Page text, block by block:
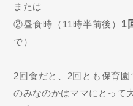
または
②昼食時（11時半前後） 1
で）
2回食だと、2回とも保育
のみなのかはママにとって